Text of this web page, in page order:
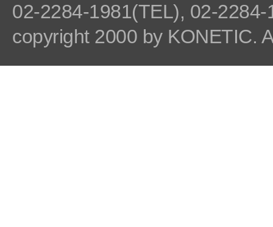
02-2284-1981(TEL), 02-
copyright 2000 by KONETIC.